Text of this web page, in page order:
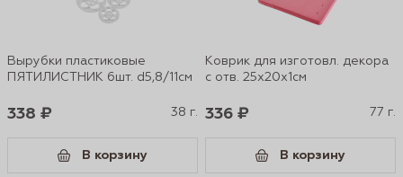
Вырубки пластиковые
ПЯТИЛИСТНИК 6шт. d5,8/11см
338 ₽ 38 г.
В корзину
Коврик для изготовл. декора
с отв. 25х20х1см
336 ₽ 77 г.
В корзину